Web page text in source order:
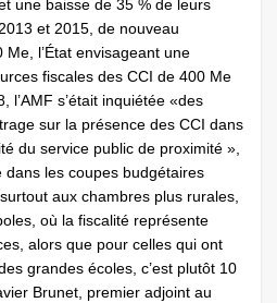
une baisse de 35 % de leurs
et 2015, de nouveau
l’État envisageant une
fiscales des CCI de 400 Me
l’AMF s’était inquiétée «des
sur la présence des CCI dans
du service public de proximité »,
les coupes budgétaires
aux chambres plus rurales,
où la fiscalité représente
alors que pour celles qui ont
grandes écoles, c’est plutôt 10
Brunet, premier adjoint au